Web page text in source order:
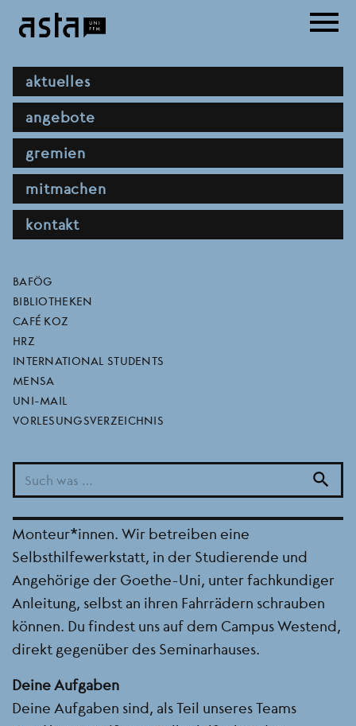
zum
hauptnavigation
aktuelles
angebote
gremien
mitmachen
kontakt
direktlinks
BAFÖG
BIBLIOTHEKEN
CAFÉ KOZ
HRZ
INTERNATIONAL STUDENTS
MENSA
UNI-MAIL
VORLESUNGSVERZEICHNIS
search
menu
asta-fahrradwerkstatt
sucht fahrrad-
monteur*in (m/w/d)
22.04.2024
Stellenbeschreibung
Die AStA-Fahrradwerkstatt sucht ab sofort eine*n
Monteur*innen. Wir betreiben eine
Selbsthilfewerkstatt, in der Studierende und
Angehörige der Goethe-Uni, unter fachkundiger
Anleitung, selbst an ihren Fahrrädern schrauben
können. Du findest uns auf dem Campus Westend,
direkt gegenüber des Seminarhauses.
Deine Aufgaben
Deine Aufgaben sind, als Teil unseres Teams